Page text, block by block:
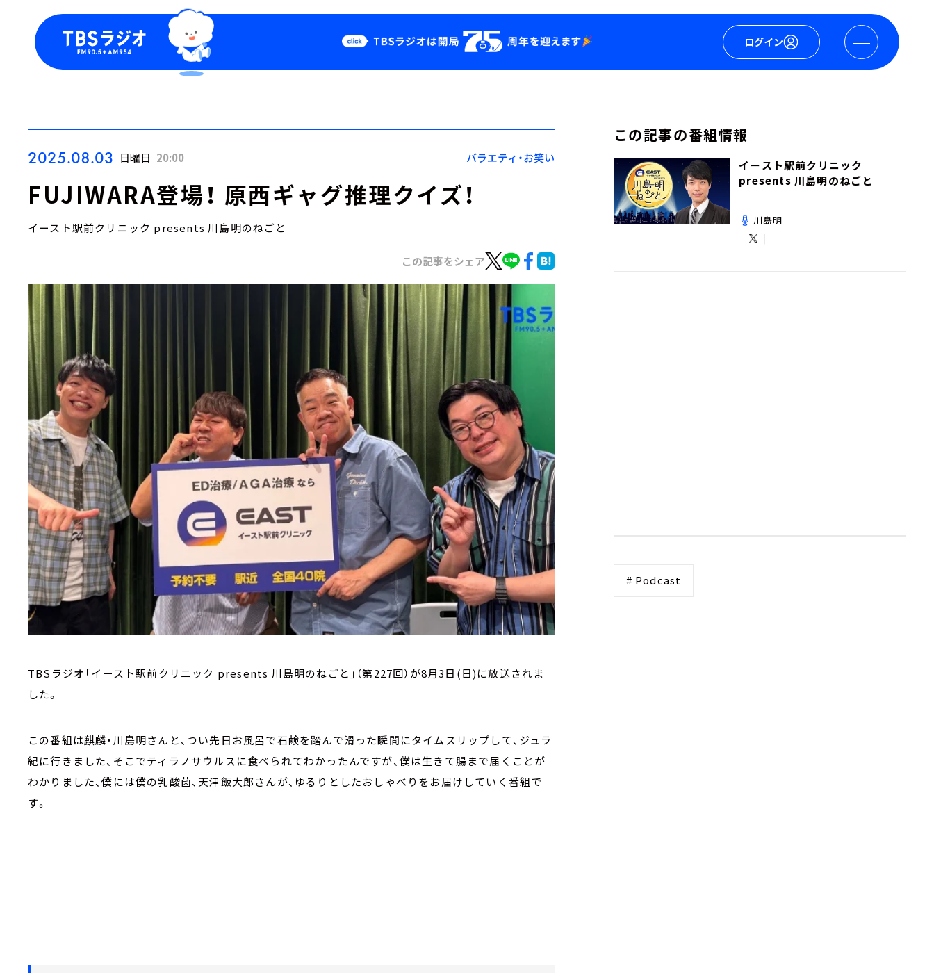
ログイン
Podcast
YouTube
会社情報
2025.08.03 日曜日 20:00 バラエティ・お笑い
FUJIWARA登場！ 原西ギャグ推理クイズ！
イースト駅前クリニック presents 川島明のねごと
この記事をシェア
TBSラジオ「イースト駅前クリニック presents 川島明のねごと」（第227回）が8月3日(日)に放送されま
した。
この番組は麒麟・川島明さんと、つい先日お風呂で石鹸を踏んで滑った瞬間にタイムスリップして、ジュラ
紀に行きました、そこでティラノサウルスに食べられてわかったんですが、僕は生きて腸まで届くことが
わかりました、僕には僕の乳酸菌、天津飯大郎さんが、ゆるりとしたおしゃべりをお届けしていく番組で
す。
この記事の番組情報
イースト駅前クリニック
presents 川島明のねごと
川島明
# Podcast